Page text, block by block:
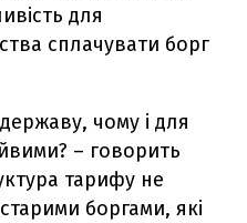
для
сплачувати борг
чому і для
– говорить
тарифу не
боргами, які